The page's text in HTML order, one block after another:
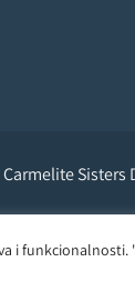
i
Carmelite Sisters